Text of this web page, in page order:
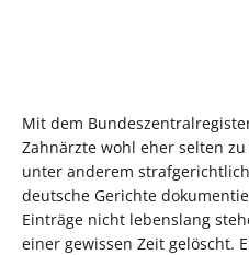
Mit dem
Zahnärzte wohl eher selten
unter anderem
deutsche Gerichte
Einträge nicht lebenslang
einer gewissen Zeit gelöscht.